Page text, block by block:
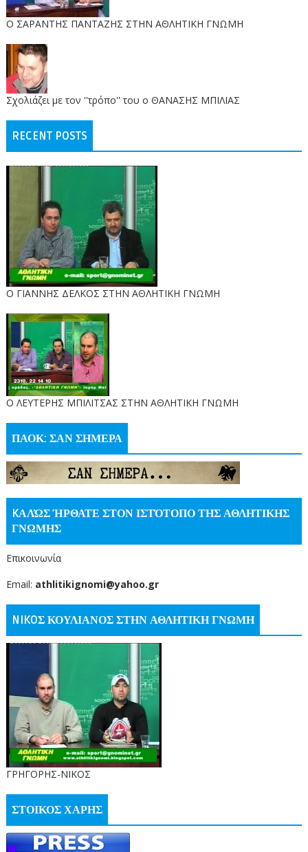
O ΣΑΡΑΝΤΗΣ ΠΑΝΤΑΖΗΣ ΣΤΗΝ ΑΘΛΗΤΙΚΗ ΓΝΩΜΗ
Σχολιάζει με τον ''τρόπο'' του ο ΘΑΝΑΣΗΣ ΜΠΙΛΙΑΣ
RECENT POSTS
Ο ΓΙΑΝΝΗΣ ΔΕΛΚΟΣ ΣΤΗΝ ΑΘΛΗΤΙΚΗ ΓΝΩΜΗ
O ΛΕΥΤΕΡΗΣ ΜΠΙΛΙΤΣΑΣ ΣΤΗΝ ΑΘΛΗΤΙΚΗ ΓΝΩΜΗ
ΠΑΟΚ: ΣΑΝ ΣΗΜΕΡΑ
KΑΛΏΣ ΉΡΘΑΤΕ ΣΤΟΝ ΙΣΤΌΤΟΠΟ ΤΗΣ ΑΘΛΗΤΙΚΗΣ
ΓΝΩΜΗΣ
Επικοινωνία
Email: athlitikignomi@yahoo.gr
NIKOΣ ΚΟΥΛΙΑΝΟΣ ΣΤΗΝ ΑΘΛΗΤΙΚΗ ΓΝΩΜΗ
ΓΡΗΓΟΡΗΣ-ΝΙΚΟΣ
ΣΤΟΙΚΟΣ ΧΑΡΗΣ